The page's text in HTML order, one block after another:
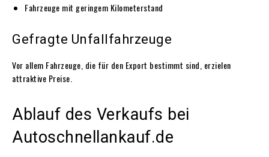
Fahrzeuge mit geringem Kilometerstand
Gefragte Unfallfahrzeuge
Vor allem Fahrzeuge, die für den Export bestimmt sind, erzielen
attraktive Preise.
Ablauf des Verkaufs bei
Autoschnellankauf.de